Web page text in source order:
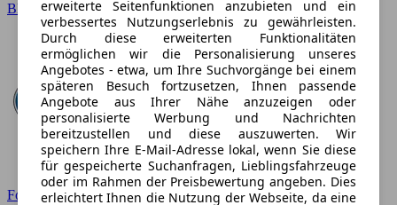
BMW
Ford
erweiterte Seitenfunktionen anzubieten und ein
verbessertes Nutzungserlebnis zu gewährleisten.
Durch diese erweiterten Funktionalitäten
ermöglichen wir die Personalisierung unseres
Angebotes - etwa, um Ihre Suchvorgänge bei einem
späteren Besuch fortzusetzen, Ihnen passende
Angebote aus Ihrer Nähe anzuzeigen oder
personalisierte Werbung und Nachrichten
bereitzustellen und diese auszuwerten. Wir
speichern Ihre E-Mail-Adresse lokal, wenn Sie diese
für gespeicherte Suchanfragen, Lieblingsfahrzeuge
oder im Rahmen der Preisbewertung angeben. Dies
erleichtert Ihnen die Nutzung der Webseite, da eine